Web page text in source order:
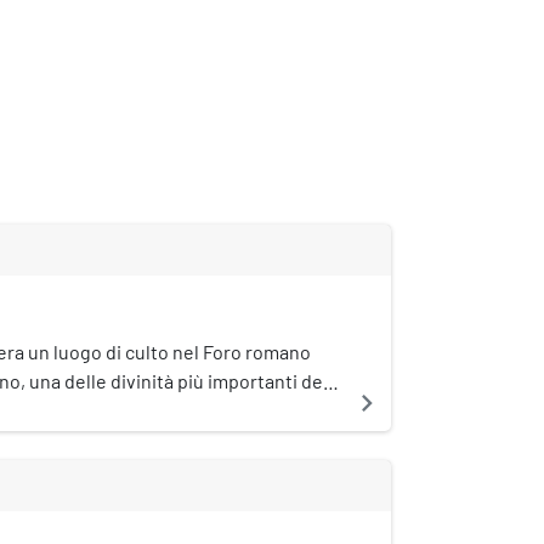
un luogo di culto nel Foro romano
una delle divinità più importanti della
navigate_next